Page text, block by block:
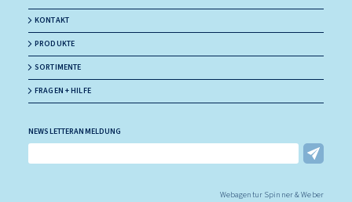
KONTAKT
PRODUKTE
SORTIMENTE
FRAGEN + HILFE
NEWSLETTERANMELDUNG
Webagentur Spinner & Weber